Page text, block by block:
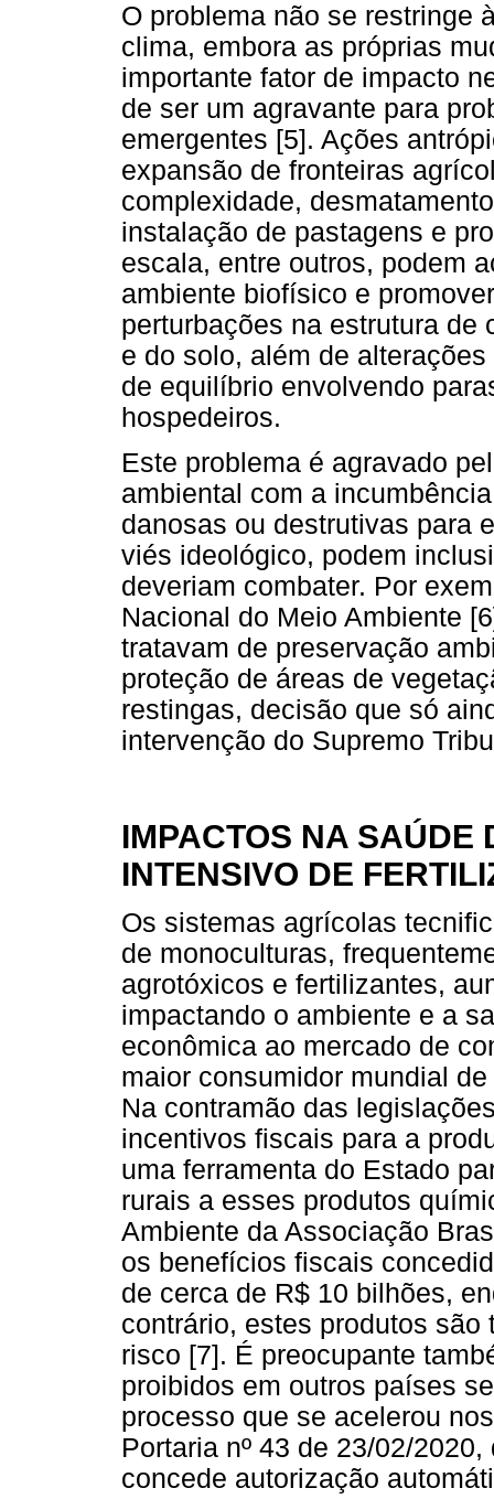
O problema não se restringe
clima, embora as próprias
importante fator de impacto
de ser um agravante para
emergentes [5]. Ações
expansão de fronteiras
complexidade,
instalação de pastagens e
escala, entre outros, podem
ambiente biofísico e
perturbações na estrutura de
e do solo, além de
de equilíbrio envolvendo
hospedeiros.
Este problema é agravado
ambiental com a
danosas ou destrutivas para
viés ideológico, podem
deveriam combater. Por
Nacional do Meio Ambiente
tratavam de preservação
proteção de áreas de
restingas, decisão que só
intervenção do Supremo
IMPACTOS NA SAÚDE
INTENSIVO DE
Os sistemas agrícolas
de monoculturas,
agrotóxicos e fertilizantes,
impactando o ambiente e a
econômica ao mercado de
maior consumidor mundial
Na contramão das
incentivos fiscais para a
uma ferramenta do Estado
rurais a esses produtos
Ambiente da Associação
os benefícios fiscais
de cerca de R$ 10 bilhões,
contrário, estes produtos
risco [7]. É preocupante
proibidos em outros países
processo que se acelerou
Portaria nº 43 de 23/02/
concede autorização